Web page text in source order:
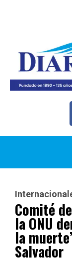
Comité
la ONU
la
Salvador